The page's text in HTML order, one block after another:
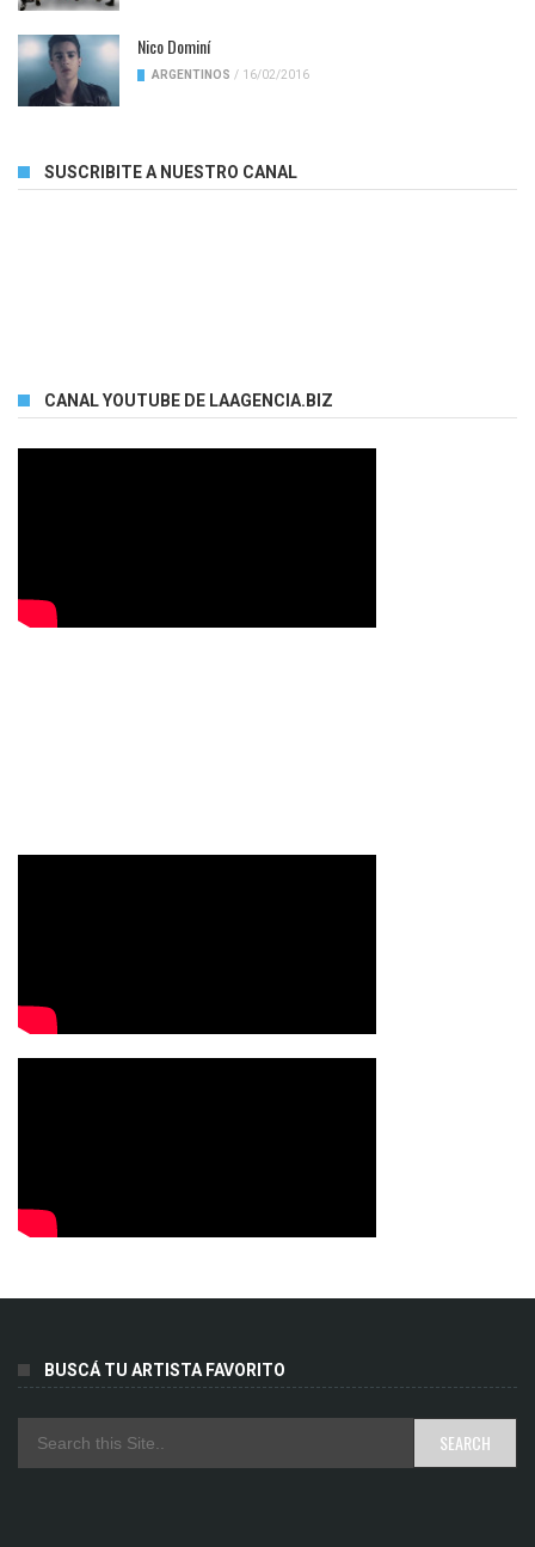
Nico Dominí
ARGENTINOS / 16/02/2016
SUSCRIBITE A NUESTRO CANAL
CANAL YOUTUBE DE LAAGENCIA.BIZ
BUSCÁ TU ARTISTA FAVORITO